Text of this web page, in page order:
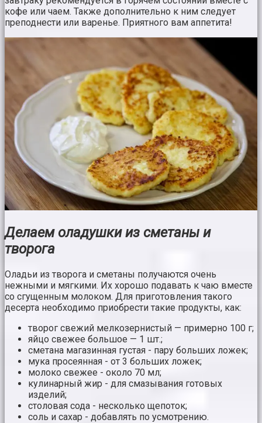
кофе или чаем. Также дополнительно к ним следует
преподнести или варенье. Приятного вам аппетита!
Делаем оладушки из сметаны и
творога
Оладьи из творога и сметаны получаются очень
нежными и мягкими. Их хорошо подавать к чаю вместе
со сгущенным молоком. Для приготовления такого
десерта необходимо приобрести такие продукты, как:
творог свежий мелкозернистый — примерно 100 г;
яйцо свежее большое — 1 шт.;
сметана магазинная густая - пару больших ложек;
мука просеянная - от 3 больших ложек;
молоко свежее - около 70 мл;
кулинарный жир - для смазывания готовых
изделий;
столовая сода - несколько щепоток;
соль и сахар - добавлять по усмотрению.